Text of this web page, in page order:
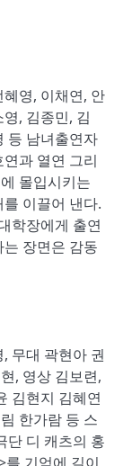
영, 이채연, 안
, 김종민, 김
등 남녀출연자
과 열연 그리
몰입시키는
이끌어 낸다.
학장에게 출연
장면은 감동
무대 곽현아 권
, 영상 김보련,
김현지 김혜연
한가람 등 스
단 디 캐츠의 홍